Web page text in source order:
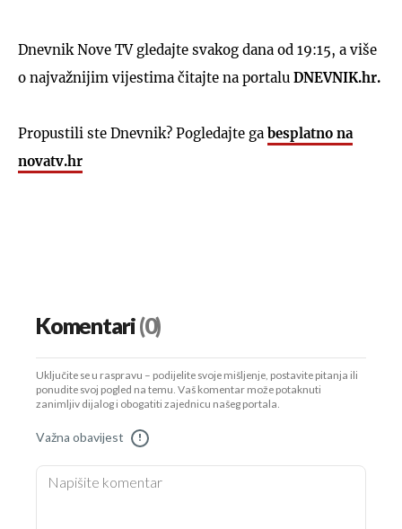
Dnevnik Nove TV gledajte svakog dana od 19:15, a više
o najvažnijim vijestima čitajte na portalu DNEVNIK.hr.
Propustili ste Dnevnik? Pogledajte ga besplatno na
novatv.hr
Komentari(0)
Uključite se u raspravu – podijelite svoje mišljenje, postavite pitanja ili
ponudite svoj pogled na temu. Vaš komentar može potaknuti
zanimljiv dijalog i obogatiti zajednicu našeg portala.
Važna obavijest !